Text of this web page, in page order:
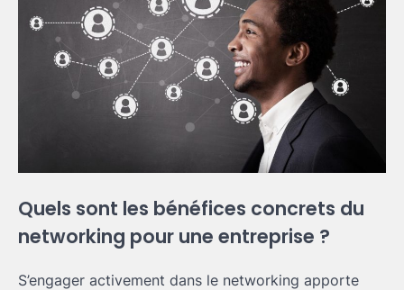
Quels sont les bénéfices concrets du
networking pour une entreprise ?
S’engager activement dans le networking apporte